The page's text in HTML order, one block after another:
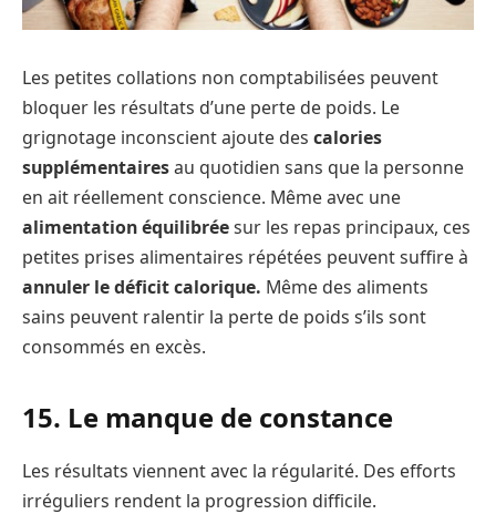
Les petites collations non comptabilisées peuvent
bloquer les résultats d’une perte de poids. Le
grignotage inconscient ajoute des calories
supplémentairesau quotidien sans que la personne
en ait réellement conscience. Même avec une
alimentation équilibréesur les repas principaux, ces
petites prises alimentaires répétées peuvent suffire à
annuler le déficit calorique. Même des aliments
sains peuvent ralentir la perte de poids s’ils sont
consommés en excès.
15. Le manque de constance
Les résultats viennent avec la régularité. Des efforts
irréguliers rendent la progression difficile.